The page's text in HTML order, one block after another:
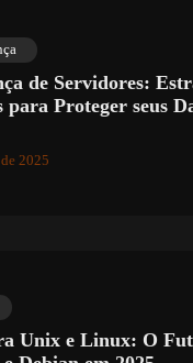
de Servidores:
para Proteger seus
2025
Unix e Linux: O